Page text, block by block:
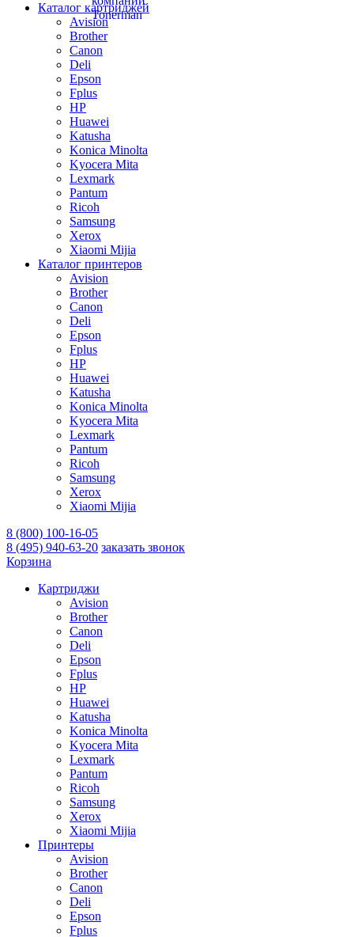
Каталог картриджей
Avision
Brother
Canon
Deli
Epson
Fplus
HP
Huawei
Katusha
Konica Minolta
Kyocera Mita
Lexmark
Pantum
Ricoh
Samsung
Xerox
Xiaomi Mijia
Каталог принтеров
Avision
Brother
Canon
Deli
Epson
Fplus
HP
Huawei
Katusha
Konica Minolta
Kyocera Mita
Lexmark
Pantum
Ricoh
Samsung
Xerox
Xiaomi Mijia
8 (800) 100-16-05
8 (495) 940-63-20 заказать звонок
Корзина
Картриджи
Avision
Brother
Canon
Deli
Epson
Fplus
HP
Huawei
Katusha
Konica Minolta
Kyocera Mita
Lexmark
Pantum
Ricoh
Samsung
Xerox
Xiaomi Mijia
Принтеры
Avision
Brother
Canon
Deli
Epson
Fplus